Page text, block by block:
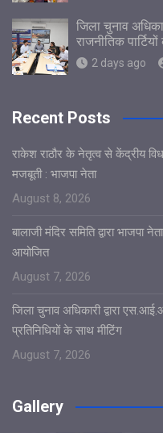
जिला चुनाव
राजनीतिक
2 days ago
Recent Posts
राकेश राठौर के नेतृत्व से केंद्रीय
मजबूती : भाजपा नेता
August 8, 2026
बालाजी मंदिर समिति द्वारा भाजपा
आयोजित
August 7, 2026
जिला चुनाव अधिकारी द्वारा
प्रतिनिधियों के साथ मीटिंग
August 7, 2026
Gallery